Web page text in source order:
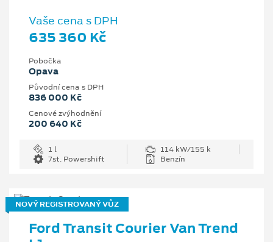
Vaše cena s DPH
635 360 Kč
Pobočka
Opava
Původní cena s DPH
836 000 Kč
Cenové zvýhodnění
200 640 Kč
1 l
114 kW/155 k
7st. Powershift
Benzín
NOVÝ REGISTROVANÝ VŮZ
Ford Transit Courier Van Trend